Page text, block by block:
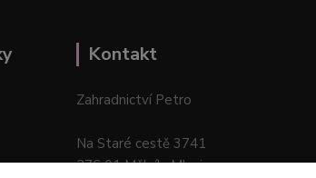
Kontakt
Zahradnictví Petro
Na Staré cestě 3741
276 01 Mělník–Mlazice